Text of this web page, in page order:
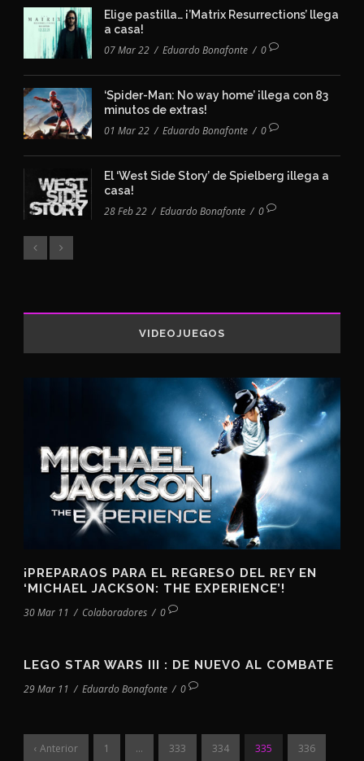
Elige pastilla… ¡’Matrix Resurrections’ llega
a casa!
07 Mar 22 / Eduardo Bonafonte / 0
‘Spider-Man: No way home’ ¡llega con 83
minutos de extras!
01 Mar 22 / Eduardo Bonafonte / 0
El ‘West Side Story’ de Spielberg ¡llega a
casa!
28 Feb 22 / Eduardo Bonafonte / 0
VIDEOJUEGOS
¡PREPARAOS PARA EL REGRESO DEL REY EN
‘MICHAEL JACKSON: THE EXPERIENCE’!
30 Mar 11 / Colaboradores / 0
LEGO STAR WARS III : DE NUEVO AL COMBATE
29 Mar 11 / Eduardo Bonafonte / 0
‹ Anterior 1 … 333 334 335 336